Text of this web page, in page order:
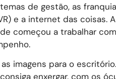
de gestão, as
e a internet das coisas.
começou a trabalhar
imagens para o
enxergar, com os